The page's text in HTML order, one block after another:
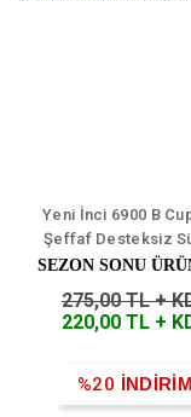
Yeni İnci 6900 B Cup
Şeffaf Desteksiz
SEZON SONU
275,00 TL +
220,00 TL +
%20 İNDİRİM